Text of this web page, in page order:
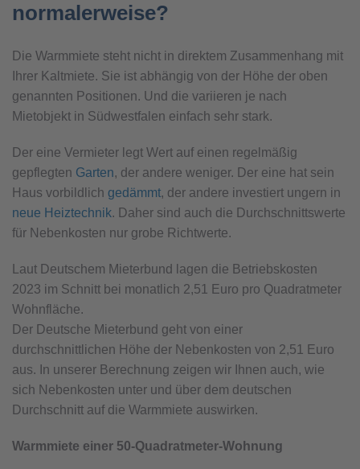
normalerweise?
Die Warmmiete steht nicht in direktem Zusammenhang mit
Ihrer Kaltmiete. Sie ist abhängig von der Höhe der oben
genannten Positionen. Und die variieren je nach
Mietobjekt in Südwestfalen einfach sehr stark.
Der eine Vermieter legt Wert auf einen regelmäßig
gepflegten Garten, der andere weniger. Der eine hat sein
Haus vorbildlich gedämmt, der andere investiert ungern in
neue Heiztechnik. Daher sind auch die Durchschnittswerte
für Nebenkosten nur grobe Richtwerte.
Laut Deutschem Mieterbund lagen die Betriebskosten
2023 im Schnitt bei monatlich 2,51 Euro pro Quadratmeter
Wohnfläche.
Der Deutsche Mieterbund geht von einer
durchschnittlichen Höhe der Nebenkosten von 2,51 Euro
aus. In unserer Berechnung zeigen wir Ihnen auch, wie
sich Nebenkosten unter und über dem deutschen
Durchschnitt auf die Warmmiete auswirken.
Warmmiete einer 50-Quadratmeter-Wohnung